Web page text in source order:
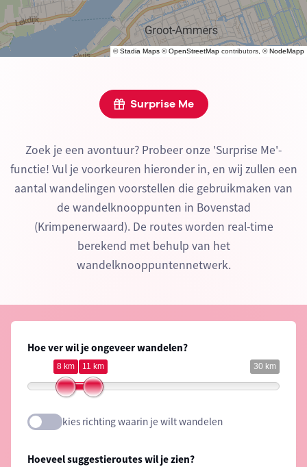
©Stadia Maps ©OpenStreetMap contributors, ©NodeMapp
Surprise Me
Zoek je een avontuur? Probeer onze 'Surprise Me'-
functie! Vul je voorkeuren hieronder in, en wij zullen een
aantal wandelingen voorstellen die gebruikmaken van
de wandelknooppunten in Bovenstad
(Krimpenerwaard). De routes worden real-time
berekend met behulp van het
wandelknooppuntennetwerk.
Hoe ver wil je ongeveer wandelen?
30 km
8 km 11 km
kies richting waarin je wilt wandelen
Hoeveel suggestieroutes wil je zien?